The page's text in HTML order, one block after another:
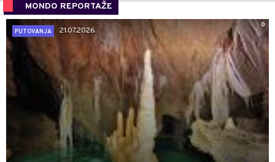
MONDO REPORTAŽE
0
PUTOVANJA
21.07.2026.